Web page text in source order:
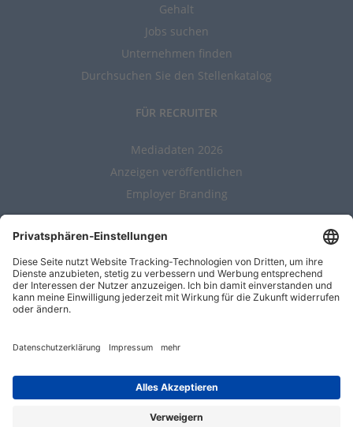
Gehalt
Jobs suchen
Unternehmen finden
Durchsuchen Sie den Stellenkatalog
FÜR RECRUITER
Mediadaten 2026
Anzeigen veröffentlichen
Employer Branding
ALLGEMEIN
Kontakt
AGBs